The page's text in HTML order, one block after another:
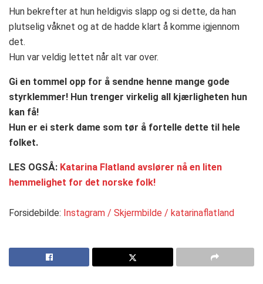
Hun bekrefter at hun heldigvis slapp og si dette, da han
plutselig våknet og at de hadde klart å komme igjennom
det.
Hun var veldig lettet når alt var over.
Gi en tommel opp for å sendne henne mange gode
styrklemmer! Hun trenger virkelig all kjærligheten hun
kan få!
Hun er ei sterk dame som tør å fortelle dette til hele
folket.
LES OGSÅ: Katarina Flatland avslører nå en liten
hemmelighet for det norske folk!
Forsidebilde: Instagram / Skjermbilde / katarinaflatland